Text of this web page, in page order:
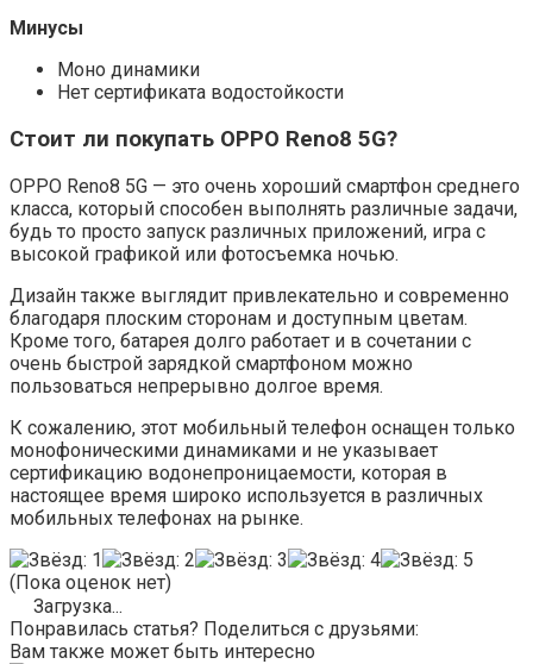
Минусы
Моно динамики
Нет сертификата водостойкости
Стоит ли покупать OPPO Reno8 5G?
OPPO Reno8 5G — это очень хороший смартфон среднего
класса, который способен выполнять различные задачи,
будь то просто запуск различных приложений, игра с
высокой графикой или фотосъемка ночью.
Дизайн также выглядит привлекательно и современно
благодаря плоским сторонам и доступным цветам.
Кроме того, батарея долго работает и в сочетании с
очень быстрой зарядкой смартфоном можно
пользоваться непрерывно долгое время.
К сожалению, этот мобильный телефон оснащен только
монофоническими динамиками и не указывает
сертификацию водонепроницаемости, которая в
настоящее время широко используется в различных
мобильных телефонах на рынке.
(Пока оценок нет)
Загрузка...
Понравилась статья? Поделиться с друзьями:
Вам также может быть интересно